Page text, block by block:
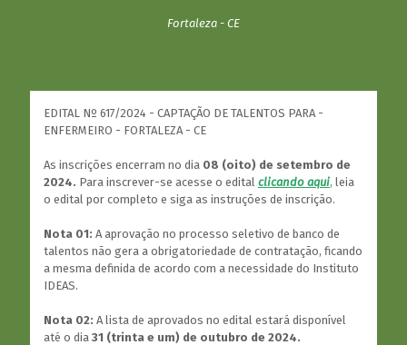
Fortaleza - CE
EDITAL Nº 617/2024 - CAPTAÇÃO DE TALENTOS PARA -
ENFERMEIRO - FORTALEZA - CE
As inscrições encerram no dia 08 (oito) de setembro de
2024. Para inscrever-se acesse o edital clicando aqui, leia
o edital por completo e siga as instruções de inscrição.
Nota 01: A aprovação no processo seletivo de banco de
talentos não gera a obrigatoriedade de contratação, ficando
a mesma definida de acordo com a necessidade do Instituto
IDEAS.
Nota 02: A lista de aprovados no edital estará disponível
até o dia 31 (trinta e um) de outubro de 2024.